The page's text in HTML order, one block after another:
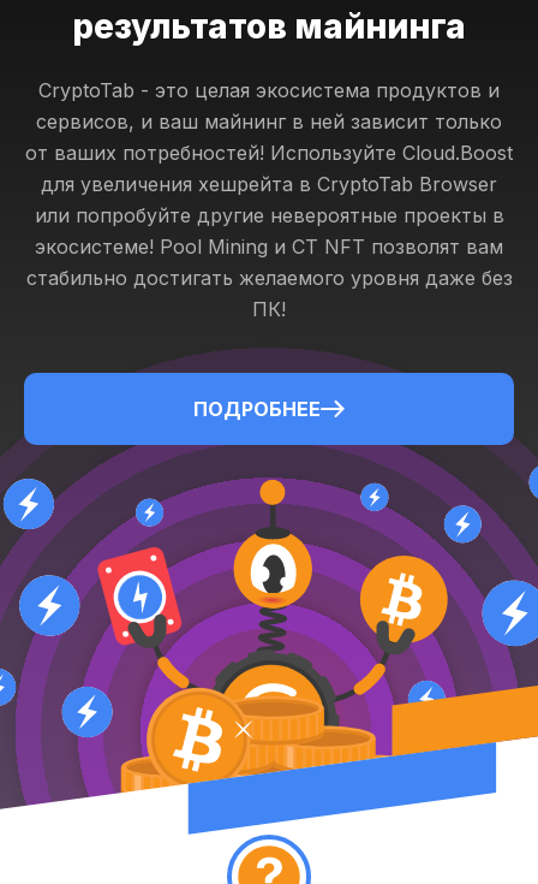
результатов майнинга
CryptoTab - это целая экосистема продуктов и
сервисов, и ваш майнинг в ней зависит только
от ваших потребностей! Используйте Cloud.Boost
для увеличения хешрейта в CryptoTab Browser
или попробуйте другие невероятные проекты в
экосистеме! Pool Mining и CT NFT позволят вам
стабильно достигать желаемого уровня даже без
ПК!
ПОДРОБНЕЕ